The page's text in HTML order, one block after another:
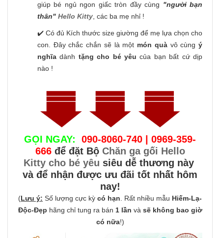
giúp bé ngủ ngon giấc tròn đầy cùng "người bạn
thân" Hello Kitty , các ba mẹ nhỉ !
✔️ Có đủ Kích thước size giường để mẹ lựa chọn cho
con. Đây chắc chắn sẽ là một món quàvô cùngý
nghĩadành tặng cho bé yêu của bạn bất cứ dịp
nào !
GỌI NGAY:
090-8060-740 | 0969-359-
666 để đặt Bộ Chăn ga gối Hello
Kitty cho bé yêu siêu dễ thương này
và để nhận được ưu đãi tốt nhất hôm
nay!
(Lưu ý: Số lượng cực kỳ có hạn . Rất nhiều mẫu Hiếm-Lạ-
Độc-Đẹp hãng chỉ tung ra bán 1 lần và sẽ không bao giờ
có nữa!)